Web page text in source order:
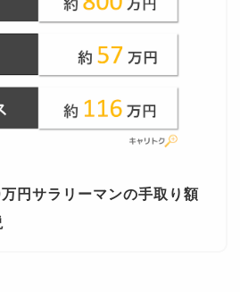
円サラリーマンの手取り額